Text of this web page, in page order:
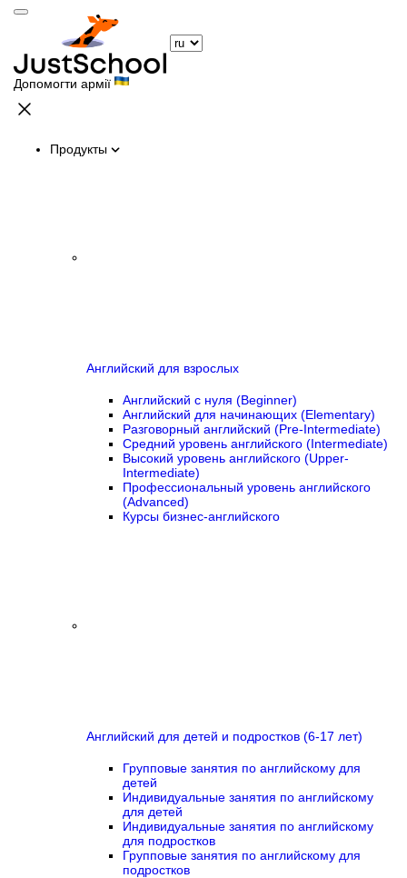
Допомогти армії
Продукты
Английский для взрослых
Английский с нуля (Beginner)
Английский для начинающих (Elementary)
Разговорный английский (Pre-Intermediate)
Средний уровень английского (Intermediate)
Высокий уровень английского (Upper-
Intermediate)
Профессиональный уровень английского
(Advanced)
Курсы бизнес-английского
Английский для детей и подростков (6-17 лет)
Групповые занятия по английскому для
детей
Индивидуальные занятия по английскому
для детей
Индивидуальные занятия по английскому
для подростков
Групповые занятия по английскому для
подростков